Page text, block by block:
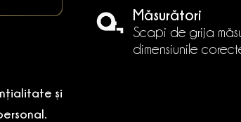
și
Măsurători
Scapi de grija
dimensiunile